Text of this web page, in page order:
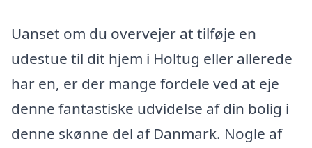
Uanset om du overvejer at tilføje en
udestue til dit hjem i Holtug eller allerede
har en, er der mange fordele ved at eje
denne fantastiske udvidelse af din bolig i
denne skønne del af Danmark. Nogle af